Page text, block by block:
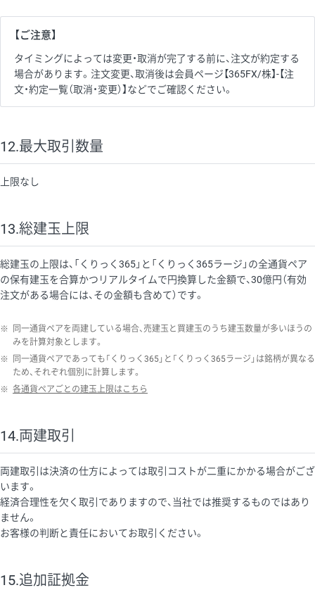
【ご注意】
タイミングによっては変更・取消が完了する前に、注文が約定する
場合があります。注文変更、取消後は会員ページ【365FX/株】-【注
文・約定一覧（取消・変更）】などでご確認ください。
12.最大取引数量
上限なし
13.総建玉上限
総建玉の上限は、「くりっく365」と「くりっく365ラージ」の全通貨ペア
の保有建玉を合算かつリアルタイムで円換算した金額で、30億円（有効
注文がある場合には、その金額も含めて）です。
※
同一通貨ペアを両建している場合、売建玉と買建玉のうち建玉数量が多いほうの
みを計算対象とします。
※
同一通貨ペアであっても「くりっく365」と「くりっく365ラージ」は銘柄が異なる
ため、それぞれ個別に計算します。
※ 各通貨ペアごとの建玉上限はこちら
14.両建取引
両建取引は決済の仕方によっては取引コストが二重にかかる場合がござ
います。
経済合理性を欠く取引でありますので、当社では推奨するものではあり
ません。
お客様の判断と責任においてお取引ください。
15.追加証拠金